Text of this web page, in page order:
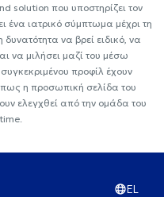
solution που υποστηρίζει τον
ένα ιατρικό σύμπτωμα μέχρι τη
δυνατότητα να βρεί ειδικό, να
να μιλήσει μαζί του μέσω
προφίλ έχουν
η προσωπική σελίδα του
ελεγχθεί από την ομάδα του
EL